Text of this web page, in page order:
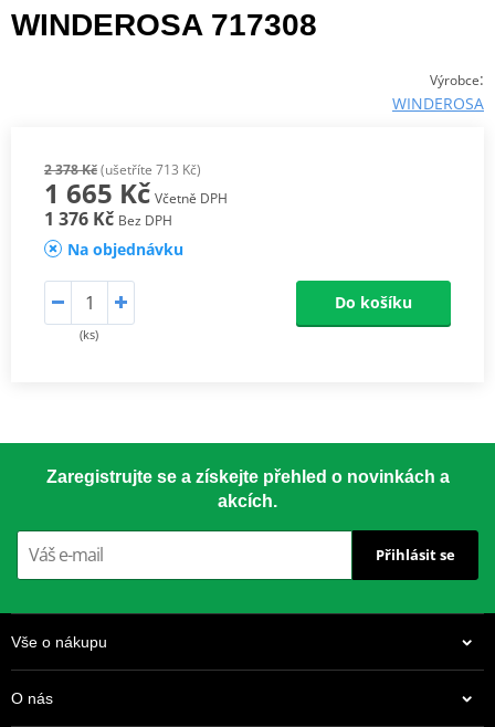
WINDEROSA 717308
Výrobce:
WINDEROSA
2 378 Kč(ušetříte 713 Kč)
1 665 Kč Včetně DPH
1 376 Kč Bez DPH
Na objednávku
(ks)
Do košíku
Zaregistrujte se a získejte přehled o novinkách a
akcích.
Přihlásit se
Vše o nákupu
O nás